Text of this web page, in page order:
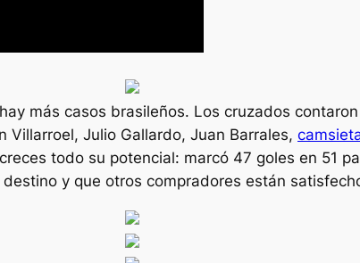
hay más casos brasileños. Los cruzados
Villarroel, Julio Gallardo, Juan Barrales,
todo su potencial: marcó 47 goles en 51
y que otros compradores están